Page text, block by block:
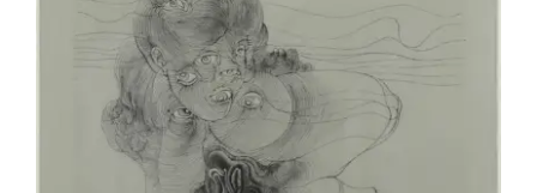
Hans Bellmer – Les yeux